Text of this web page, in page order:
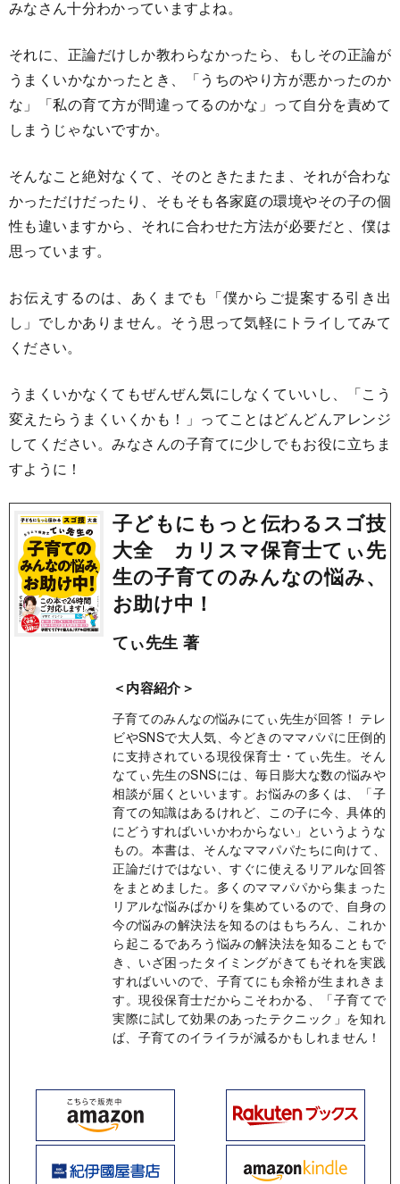
みなさん十分わかっていますよね。
それに、正論だけしか教わらなかったら、もしその正論が
うまくいかなかったとき、「うちのやり方が悪かったのか
な」「私の育て方が間違ってるのかな」って自分を責めて
しまうじゃないですか。
そんなこと絶対なくて、そのときたまたま、それが合わな
かっただけだったり、そもそも各家庭の環境やその子の個
性も違いますから、それに合わせた方法が必要だと、僕は
思っています。
お伝えするのは、あくまでも「僕からご提案する引き出
し」でしかありません。そう思って気軽にトライしてみて
ください。
うまくいかなくてもぜんぜん気にしなくていいし、「こう
変えたらうまくいくかも！」ってことはどんどんアレンジ
してください。みなさんの子育てに少しでもお役に立ちま
すように！
子どもにもっと伝わるスゴ技
大全 カリスマ保育士てぃ先
生の子育てのみんなの悩み、
お助け中！
てぃ先生 著
＜内容紹介＞
子育てのみんなの悩みにてぃ先生が回答！ テレ
ビやSNSで大人気、今どきのママパパに圧倒的
に支持されている現役保育士・てぃ先生。そん
なてぃ先生のSNSには、毎日膨大な数の悩みや
相談が届くといいます。お悩みの多くは、「子
育ての知識はあるけれど、この子に今、具体的
にどうすればいいかわからない」というような
もの。本書は、そんなママパパたちに向けて、
正論だけではない、すぐに使えるリアルな回答
をまとめました。多くのママパパから集まった
リアルな悩みばかりを集めているので、自身の
今の悩みの解決法を知るのはもちろん、これか
ら起こるであろう悩みの解決法を知ることもで
き、いざ困ったタイミングがきてもそれを実践
すればいいので、子育てにも余裕が生まれきま
す。現役保育士だからこそわかる、「子育てで
実際に試して効果のあったテクニック」を知れ
ば、子育てのイライラが減るかもしれません！